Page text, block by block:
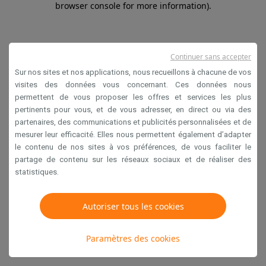
browser console for more information).
Sur nos sites et nos applications, nous recueillons à chacune de vos
visites des données vous concernant. Ces données nous
permettent de vous proposer les offres et services les plus
pertinents pour vous, et de vous adresser, en direct ou via des
partenaires, des communications et publicités personnalisées et de
mesurer leur efficacité. Elles nous permettent également d’adapter
le contenu de nos sites à vos préférences, de vous faciliter le
partage de contenu sur les réseaux sociaux et de réaliser des
statistiques.
Autoriser tous les cookies
Paramètres des cookies
Continuer sans accepter